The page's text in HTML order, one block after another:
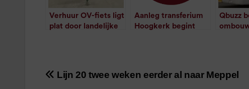
Verhuur OV-fiets ligt
plat door landelijke
Aanleg transferium
Hoogkerk begint
Qbuzz
Bericht
Lijn 20 twee weken eerder al naar Meppel